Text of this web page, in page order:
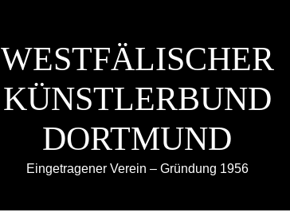
WESTFÄLISCHER
KÜNSTLERBUND
DORTMUND
Eingetragener Verein – Gründung 1956